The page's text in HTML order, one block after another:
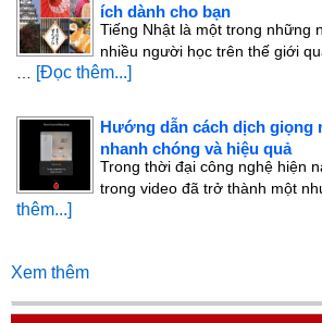
ích dành cho bạn
Tiếng Nhật là một trong những
nhiều người học trên thế giới
[Đọc thêm...]
Hướng dẫn cách dịch giọng
nhanh chóng và hiệu quả
Trong thời đại công nghệ hiện
trong video đã trở thành một
thêm...]
Xem thêm